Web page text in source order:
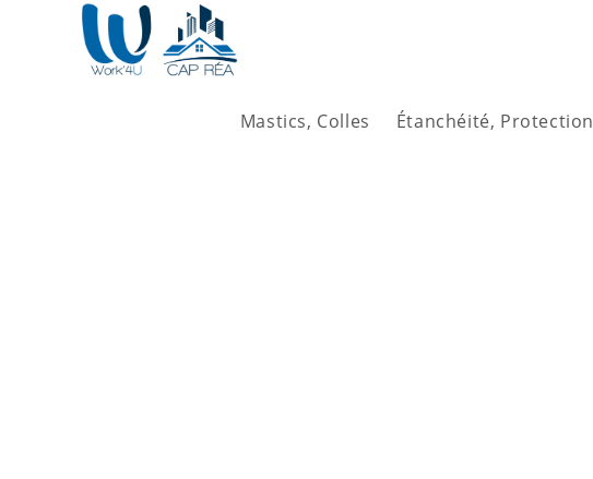
Mastics, Colles Étanchéité, Protection